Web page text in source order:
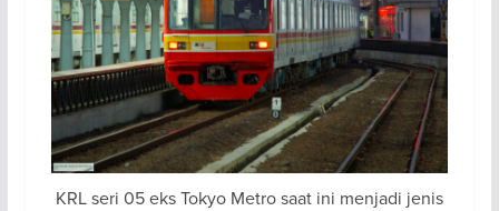
KRL seri 05 eks Tokyo Metro saat ini menjadi jenis